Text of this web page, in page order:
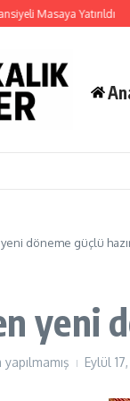
Masaya Yatırıldı
yeni döneme güçlü
yeni
Eylül